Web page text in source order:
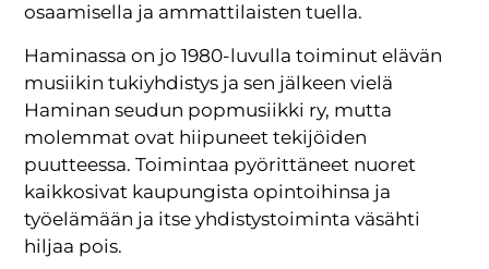
osaamisella ja ammattilaisten tuella.
Haminassa on jo 1980-luvulla toiminut elävän
musiikin tukiyhdistys ja sen jälkeen vielä
Haminan seudun popmusiikki ry, mutta
molemmat ovat hiipuneet tekijöiden
puutteessa. Toimintaa pyörittäneet nuoret
kaikkosivat kaupungista opintoihinsa ja
työelämään ja itse yhdistystoiminta väsähti
hiljaa pois.